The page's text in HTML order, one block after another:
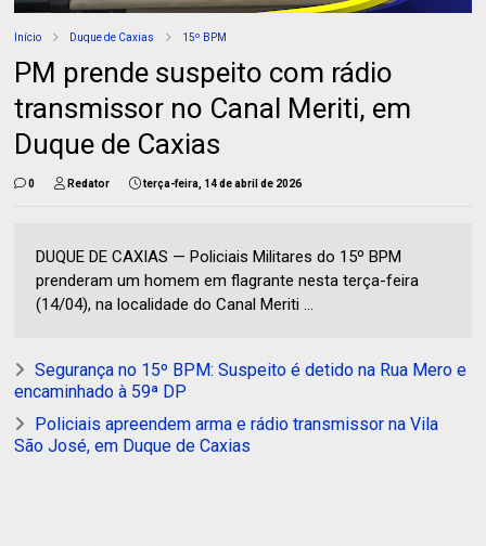
Início Duque de Caxias 15º BPM
PM prende suspeito com rádio
transmissor no Canal Meriti, em
Duque de Caxias
0 Redator terça-feira, 14 de abril de 2026
DUQUE DE CAXIAS — Policiais Militares do 15º BPM
prenderam um homem em flagrante nesta terça-feira
(14/04), na localidade do Canal Meriti ...
Segurança no 15º BPM: Suspeito é detido na Rua Mero e
encaminhado à 59ª DP
Policiais apreendem arma e rádio transmissor na Vila
São José, em Duque de Caxias